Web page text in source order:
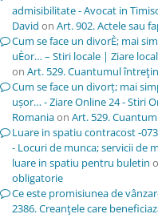
admisibilitate - Avocat in
David on Art. 902. Actele sau
Cum se face un divorÈ; mai
uÈor… – Stiri locale | Ziare
on Art. 529. Cuantumul
Cum se face un divorț; mai
ușor… - Ziare Online 24 - Stiri
Romaniaon Art. 529.
Luare in spatiu contracost -
- Locuri de munca; servicii de
luare in spatiu pentru buletin
obligatorie
Ce este promisiunea de
2386. Creanţele care